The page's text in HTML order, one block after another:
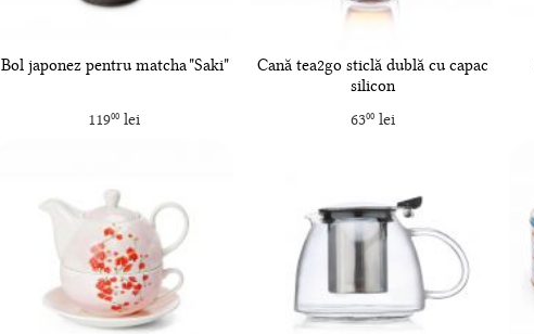
Bol japonez pentru matcha "Saki"
11900 lei
Cană tea2go sticlă dublă cu capac
silicon
6300lei